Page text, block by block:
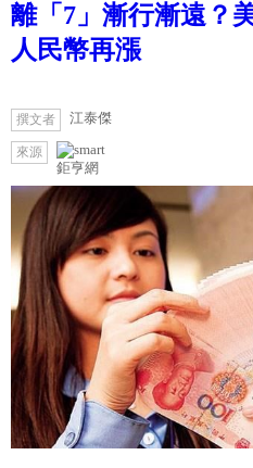
離「7」漸行漸遠？
人民幣再漲
撰文者 江泰傑
來源
鉅亨網